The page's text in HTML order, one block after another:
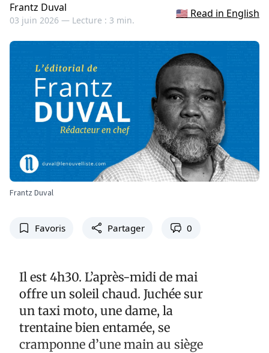
Frantz Duval
03 juin 2026 — Lecture : 3 min.
🇺🇸 Read in English
Frantz Duval
Favoris Partager 0
Il est 4h30. L’après-midi de mai
offre un soleil chaud. Juchée sur
un taxi moto, une dame, la
trentaine bien entamée, se
cramponne d’une main au siège